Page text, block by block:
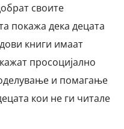
своите
покажа дека децата
книги имаат
просоцијално
и помагање
кои не ги читале